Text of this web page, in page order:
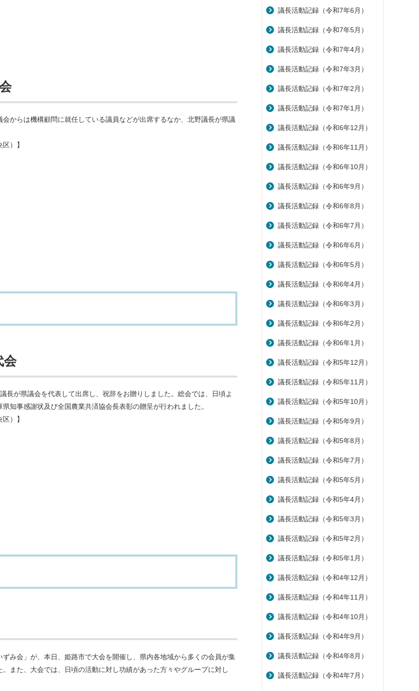
からは機構顧問に就任している議員などが出席するなか、北野議長が県議
）】
会
が県議会を代表して出席し、祝辞をお贈りしました。総会では、日頃よ
知事感謝状及び全国農業共済協会長表彰の贈呈が行われました。
）】
み会」が、本日、姫路市で大会を開催し、県内各地域から多くの会員が集
また、大会では、日頃の活動に対し功績があった方々やグループに対し
議長活動記録（令和7年6月）
議長活動記録（令和7年5月）
議長活動記録（令和7年4月）
議長活動記録（令和7年3月）
議長活動記録（令和7年2月）
議長活動記録（令和7年1月）
議長活動記録（令和6年12月）
議長活動記録（令和6年11月）
議長活動記録（令和6年10月）
議長活動記録（令和6年9月）
議長活動記録（令和6年8月）
議長活動記録（令和6年7月）
議長活動記録（令和6年6月）
議長活動記録（令和6年5月）
議長活動記録（令和6年4月）
議長活動記録（令和6年3月）
議長活動記録（令和6年2月）
議長活動記録（令和6年1月）
議長活動記録（令和5年12月）
議長活動記録（令和5年11月）
議長活動記録（令和5年10月）
議長活動記録（令和5年9月）
議長活動記録（令和5年8月）
議長活動記録（令和5年7月）
議長活動記録（令和5年5月）
議長活動記録（令和5年4月）
議長活動記録（令和5年3月）
議長活動記録（令和5年2月）
議長活動記録（令和5年1月）
議長活動記録（令和4年12月）
議長活動記録（令和4年11月）
議長活動記録（令和4年10月）
議長活動記録（令和4年9月）
議長活動記録（令和4年8月）
議長活動記録（令和4年7月）